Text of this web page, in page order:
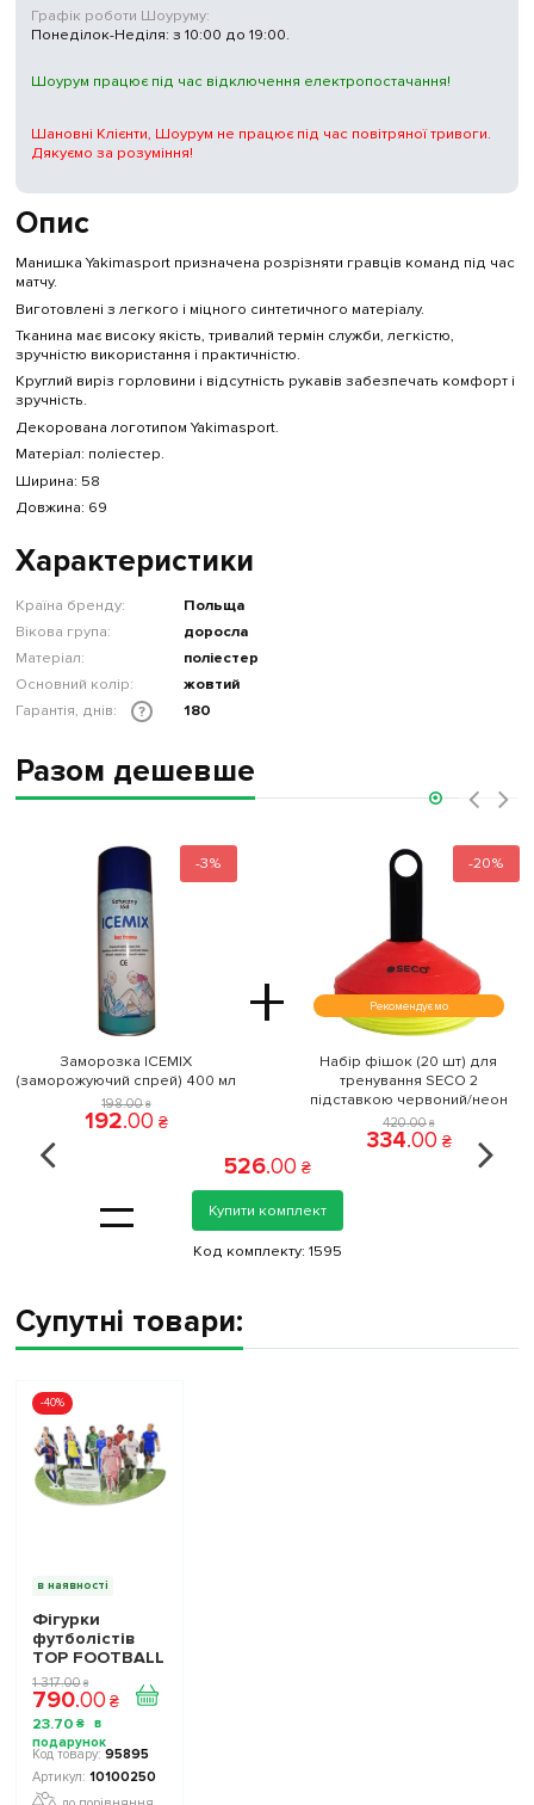
Опис
Манишка Yakimasport призначена розрізняти гравців команд під час
матчу.
Виготовлені з легкого і міцного синтетичного матеріалу.
Тканина має високу якість, тривалий термін служби, легкістю,
зручністю використання і практичністю.
Круглий виріз горловини і відсутність рукавів забезпечать комфорт і
зручність.
Декорована логотипом Yakimasport.
Матеріал: поліестер.
Ширина: 58
Довжина: 69
Характеристики
Країна бренду:
Польща
Вікова група:
доросла
Матеріал:
поліестер
Основний колір:
жовтий
Гарантія, днів:
? 180
Графік роботи Шоуруму:
Понеділок-Неділя: з 10:00 до 19:00.
Шоурум працює під час відключення електропостачання!
Шановні Клієнти, Шоурум не працює під час повітряної тривоги.
Дякуємо за розуміння!
Разом дешевше
-3%
+
Заморозка ICEMIX
(заморожуючий спрей) 400 мл
198.00 ₴
192.00 ₴
-20%
Рекомендуємо
Набір фішок (20 шт) для
тренування SECO 2
підставкою червоний/неон
420.00 ₴
334.00 ₴
=
526.00 ₴
Купити комплект
Код комплекту: 1595
Супутні товари:
-40%
в наявності
Фігурки
футболістів
TOP FOOTBALL
STARS - Набір
The Football
Stars
Collection 1
10100250
1 317.00 ₴
790.00 ₴
23.70 ₴
95895
10100250